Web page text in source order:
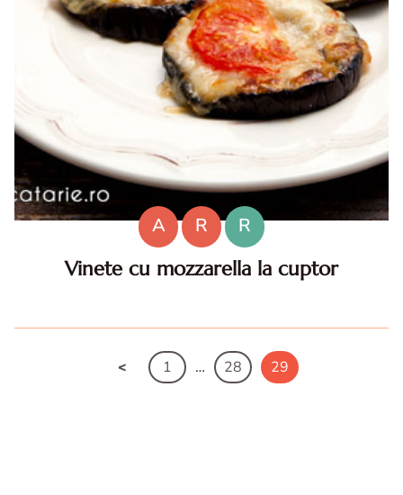
A R
R
Vinete cu mozzarella la cuptor
mozzarella. Reteta de pizzete de vinete cu rosii
1
… 28 29